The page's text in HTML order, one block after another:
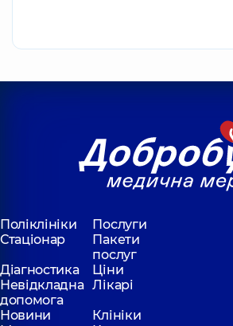
Поліклініки
Послуги
Стаціонар
Пакети
послуг
Діагностика
Ціни
Невідкладна
допомога
Лікарі
Новини
Клініки